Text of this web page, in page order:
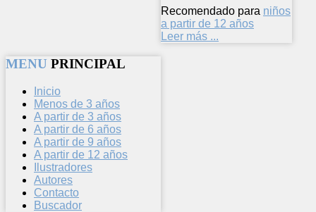
Recomendado para niños
a partir de 12 años
Leer más ...
MENU PRINCIPAL
Inicio
Menos de 3 años
A partir de 3 años
A partir de 6 años
A partir de 9 años
A partir de 12 años
Ilustradores
Autores
Contacto
Buscador